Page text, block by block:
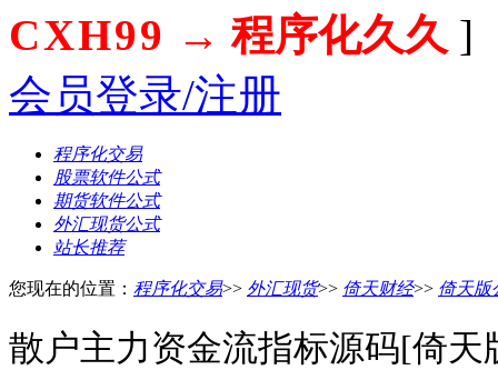
CXH99 → 程序化久久 ]
会员登录/注册
程序化交易
股票软件公式
期货软件公式
外汇现货公式
站长推荐
您现在的位置： 程序化交易>> 外汇现货>> 倚天财经>> 倚天版
散户主力资金流指标源码[倚天